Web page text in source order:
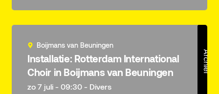
Archief
Boijmans van Beuningen
Installatie: Rotterdam International
Choir in Boijmans van Beuningen
zo 7 juli - 09:30 - Divers